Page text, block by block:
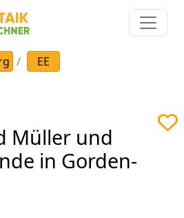
EE
Müller und
in Gorden-